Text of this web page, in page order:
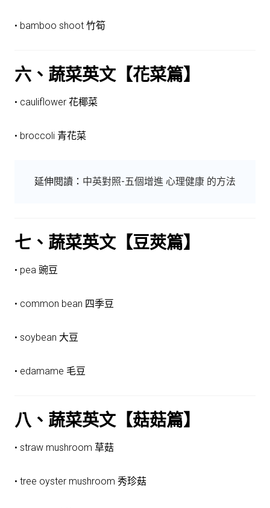
• bamboo shoot 竹筍
六、蔬菜英文【花菜篇】
• cauliflower 花椰菜
• broccoli 青花菜
延伸閱讀： 中英對照-五個增進 心理健康 的方法
七、蔬菜英文【豆莢篇】
• pea 豌豆
• common bean 四季豆
• soybean 大豆
• edamame 毛豆
八、蔬菜英文【菇菇篇】
• straw mushroom 草菇
• tree oyster mushroom 秀珍菇